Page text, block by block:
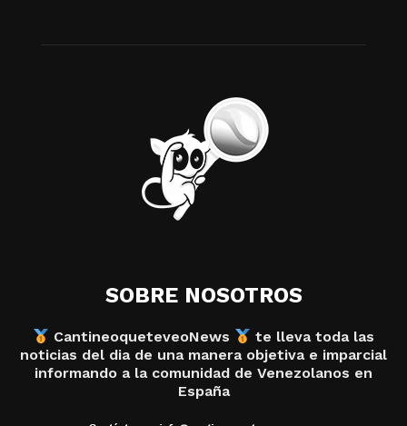
SOBRE NOSOTROS
CantineoqueteveoNews
te lleva toda las
noticias del dia de una manera objetiva e imparcial
informando a la comunidad de Venezolanos en
España